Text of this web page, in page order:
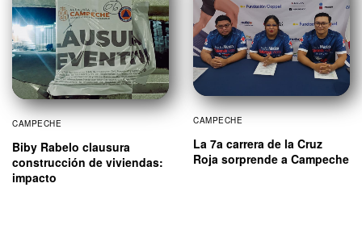
CAMPECHE
Biby Rabelo clausura
construcción de viviendas:
impacto
CAMPECHE
La 7a carrera de la Cruz
Roja sorprende a Campeche